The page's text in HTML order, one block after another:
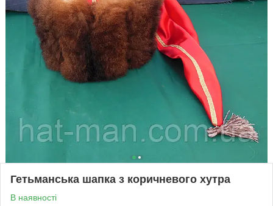
Гетьманська шапка з коричневого хутра
В наявності